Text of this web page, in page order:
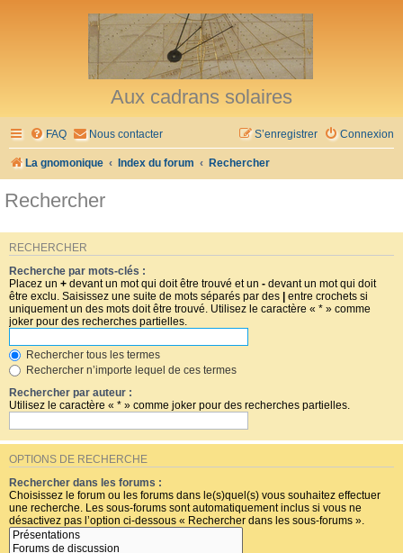
Aux cadrans solaires
FAQ Nous contacter Connexion
S’enregistrer
La gnomonique Index du forum Rechercher
Rechercher
RECHERCHER
Recherche par mots-clés :
Placez un + devant un mot qui doit être trouvé et un - devant un mot qui doit
être exclu. Saisissez une suite de mots séparés par des | entre crochets si
uniquement un des mots doit être trouvé. Utilisez le caractère « * » comme
joker pour des recherches partielles.
Rechercher tous les termes
Rechercher n’importe lequel de ces termes
Rechercher par auteur :
Utilisez le caractère « * » comme joker pour des recherches partielles.
OPTIONS DE RECHERCHE
Rechercher dans les forums :
Choisissez le forum ou les forums dans le(s)quel(s) vous souhaitez effectuer
une recherche. Les sous-forums sont automatiquement inclus si vous ne
désactivez pas l’option ci-dessous « Rechercher dans les sous-forums ».